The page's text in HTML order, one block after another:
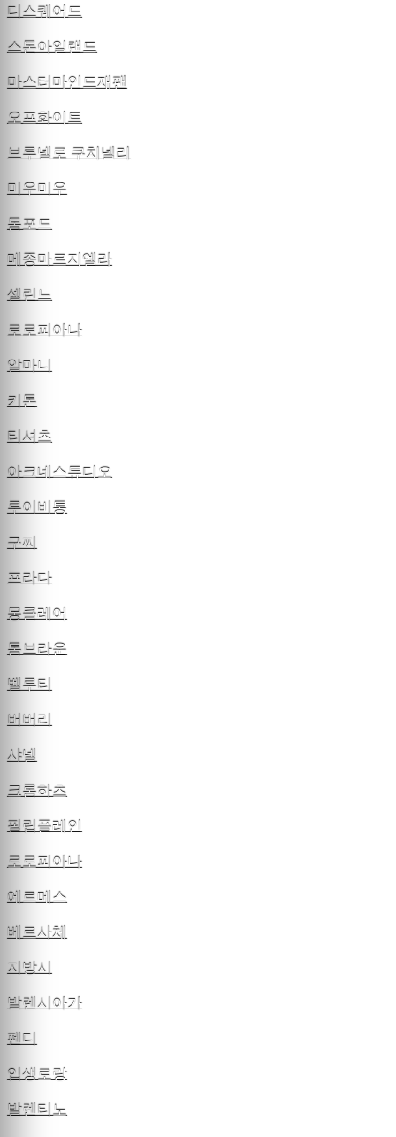
디스퀘어드
스톤아일랜드
마스터마인드재팬
오프화이트
브루넬로 쿠치넬리
미우미우
톰포드
메종마르지엘라
셀린느
로로피아나
알마니
키톤
티셔츠
아크네스튜디오
루이비통
구찌
프라다
몽클레어
톰브라운
벨루티
버버리
샤넬
크롬하츠
필립플레인
로로피아나
에르메스
베르사체
지방시
발렌시아가
펜디
입생로랑
발렌티노